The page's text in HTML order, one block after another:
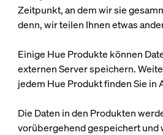
Zeitpunkt, an dem wir sie
denn, wir teilen Ihnen etwas
Einige Hue Produkte können
externen Server speichern.
jedem Hue Produkt finden Sie in
Die Daten in den Produkten
vorübergehend gespeichert und